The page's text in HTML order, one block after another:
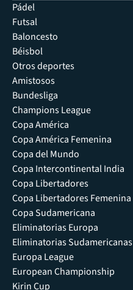
Pádel
Futsal
Baloncesto
Béisbol
Otros deportes
Amistosos
Bundesliga
Champions League
Copa América
Copa América Femenina
Copa del Mundo
Copa Intercontinental India
Copa Libertadores
Copa Libertadores Femenina
Copa Sudamericana
Eliminatorias Europa
Eliminatorias Sudamericanas
Europa League
European Championship
Kirin Cup